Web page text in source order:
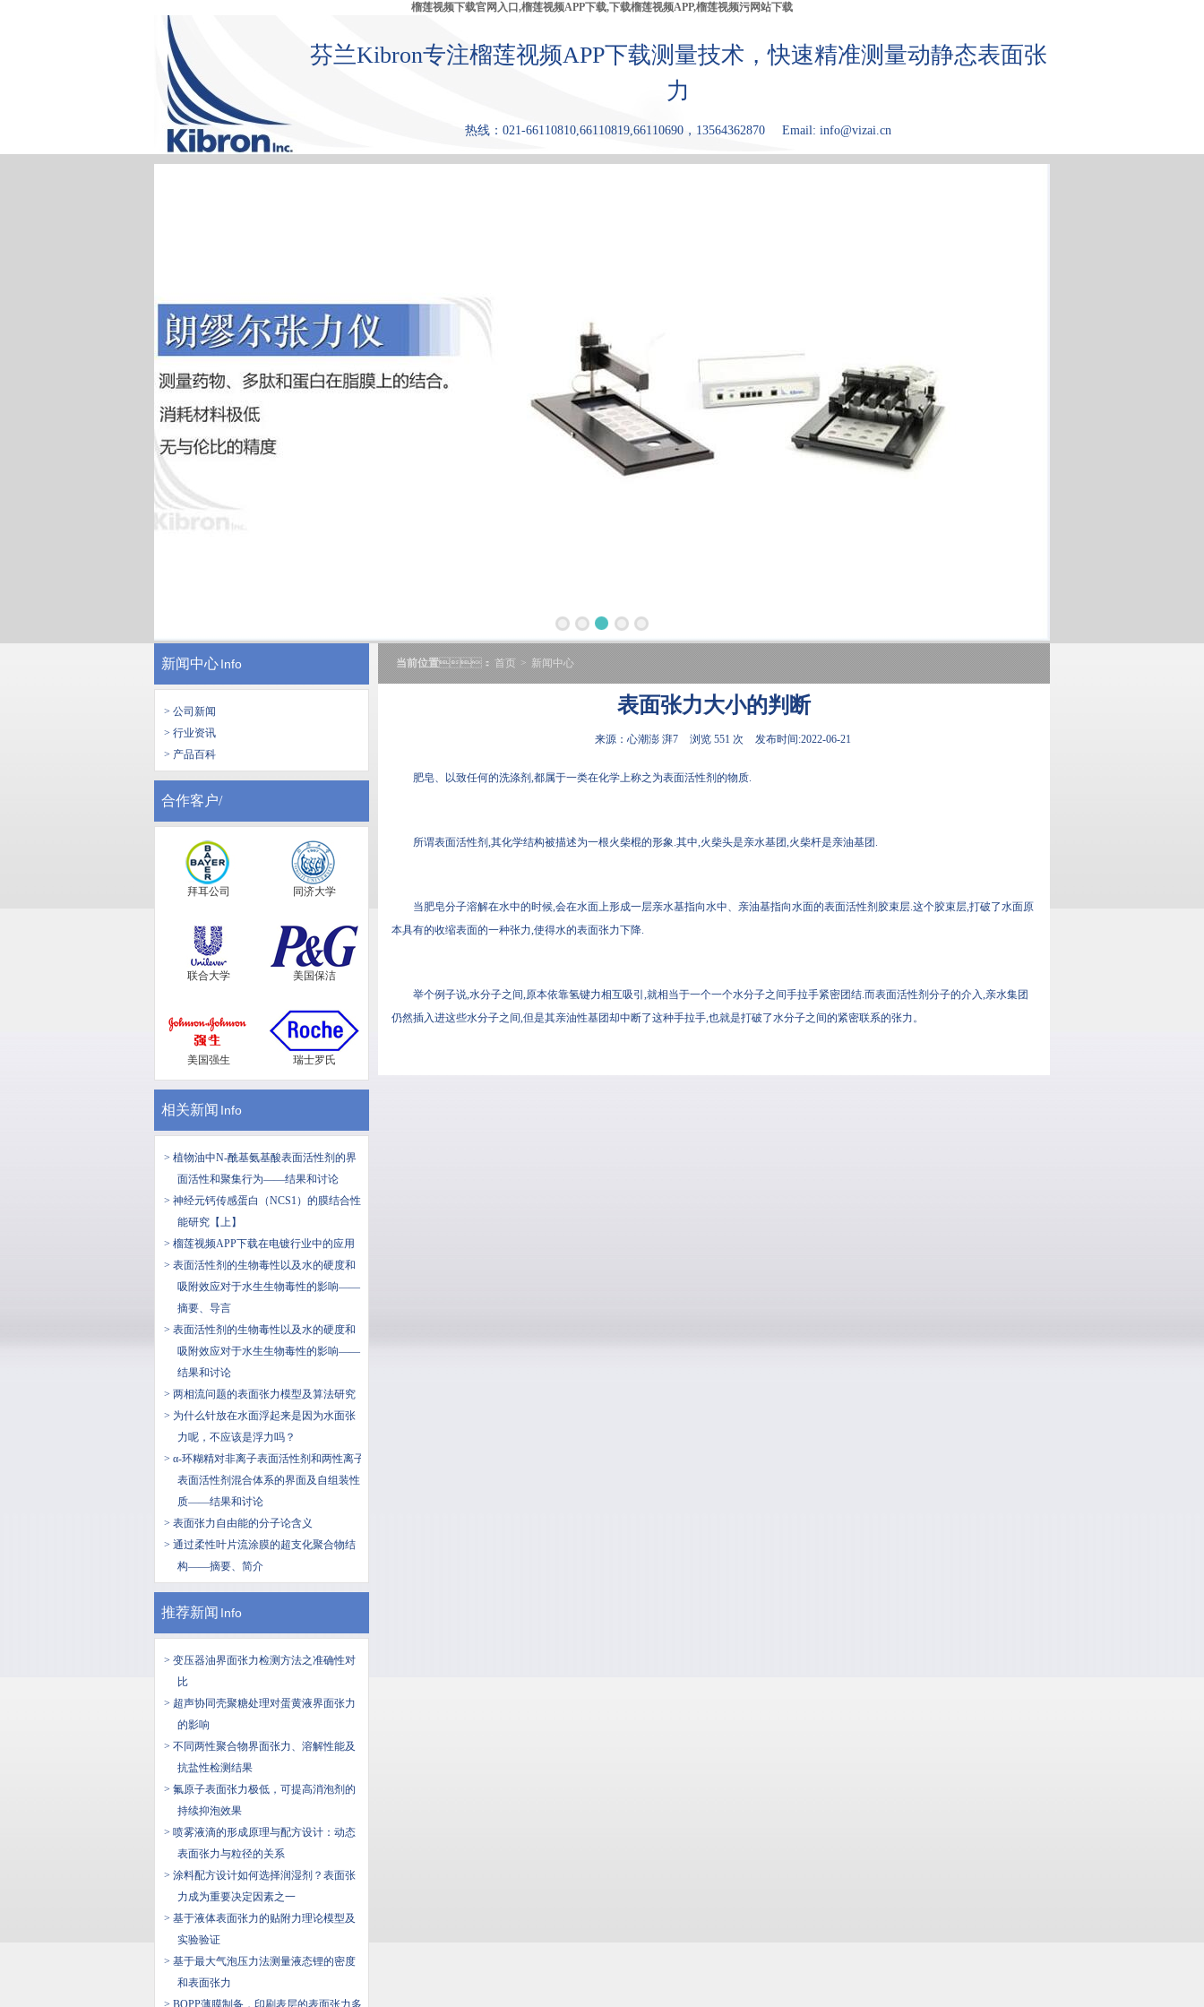
榴莲视频下载官网入口,榴莲视频APP下载,下载榴莲视频APP,榴莲视频污网站下载
芬兰Kibron专注榴莲视频APP下载测量技术，快速精准测量动静态表面张
力
热线：021-66110810,66110819,66110690，13564362870 Email: info@vizai.cn
首 页 产品中心 张力仪 下载榴莲视 榴莲视频污 原理和优点 应用领域 关于Kibron 论文
新闻中心Info
> 公司新闻
> 行业资讯
> 产品百科
合作客户/
拜耳公司 同济大学
联合大学 美国保洁
美国强生 瑞士罗氏
相关新闻 Info
> 植物油中N-酰基氨基酸表面活性剂的界
面活性和聚集行为——结果和讨论
> 神经元钙传感蛋白（NCS1）的膜结合性
能研究【上】
> 榴莲视频APP下载在电镀行业中的应用
> 表面活性剂的生物毒性以及水的硬度和
吸附效应对于水生生物毒性的影响——
摘要、导言
> 表面活性剂的生物毒性以及水的硬度和
吸附效应对于水生生物毒性的影响——
结果和讨论
> 两相流问题的表面张力模型及算法研究
> 为什么针放在水面浮起来是因为水面张
力呢，不应该是浮力吗？
> α-环糊精对非离子表面活性剂和两性离子
表面活性剂混合体系的界面及自组装性
质——结果和讨论
> 表面张力自由能的分子论含义
> 通过柔性叶片流涂膜的超支化聚合物结
构——摘要、简介
推荐新闻 Info
> 变压器油界面张力检测方法之准确性对
比
> 超声协同壳聚糖处理对蛋黄液界面张力
的影响
> 不同两性聚合物界面张力、溶解性能及
抗盐性检测结果
> 氟原子表面张力极低，可提高消泡剂的
持续抑泡效果
> 喷雾液滴的形成原理与配方设计：动态
表面张力与粒径的关系
> 涂料配方设计如何选择润湿剂？表面张
力成为重要决定因素之一
> ​基于液体表面张力的贴附力理论模型及
实验验证
> 基于最大气泡压力法测量液态锂的密度
和表面张力
> BOPP薄膜制备，印刷表层的表面张力多
当前位置： 首页 > 新闻中心
表面张力大小的判断
来源：心潮澎 湃7 浏览 551 次 发布时间:2022-06-21
肥皂、以致任何的洗涤剂,都属于一类在化学上称之为表面活性剂的物质.
所谓表面活性剂,其化学结构被描述为一根火柴棍的形象.其中,火柴头是亲水基团,火柴杆是亲油基团.
当肥皂分子溶解在水中的时候,会在水面上形成一层亲水基指向水中、亲油基指向水面的表面活性剂胶束层.这个胶束层,打破了水面原
本具有的收缩表面的一种张力,使得水的表面张力下降.
举个例子说,水分子之间,原本依靠氢键力相互吸引,就相当于一个一个水分子之间手拉手紧密团结.而表面活性剂分子的介入,亲水集团
仍然插入进这些水分子之间,但是其亲油性基团却中断了这种手拉手,也就是打破了水分子之间的紧密联系的张力。